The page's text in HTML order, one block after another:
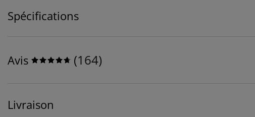
Spécifications
Avis (164)
Livraison